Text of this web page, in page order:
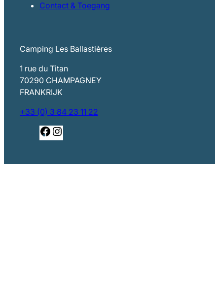
Contact & Toegang
Camping Les Ballastières
1 rue du Titan
70290 CHAMPAGNEY
FRANKRIJK
+33 (0) 3 84 23 11 22
Facebook